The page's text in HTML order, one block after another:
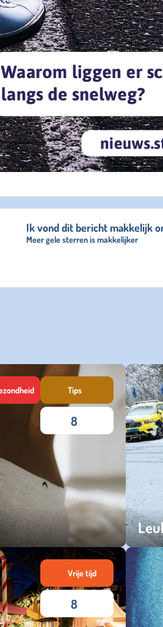
Ik vond dit bericht makkelijk
Meer gele sterren is makkelijker
Tips
8
Vrije tijd
8